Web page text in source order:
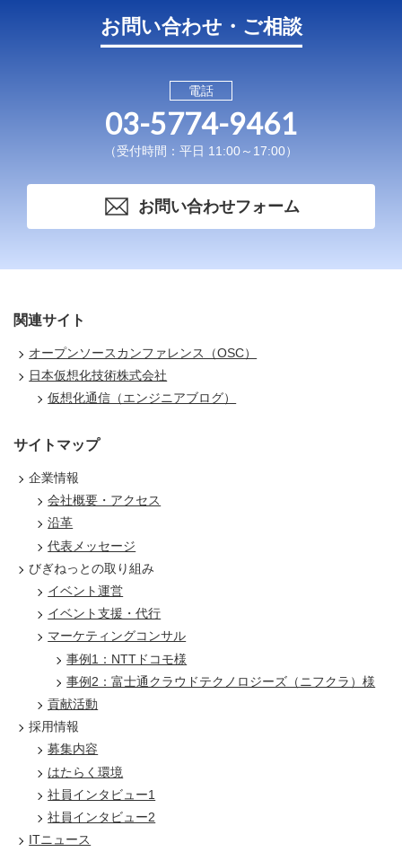
お問い合わせ・ご相談
電話
03-5774-9461
（受付時間：平日 11:00～17:00）
お問い合わせフォーム
関連サイト
オープンソースカンファレンス（OSC）
日本仮想化技術株式会社
仮想化通信（エンジニアブログ）
サイトマップ
企業情報
会社概要・アクセス
沿革
代表メッセージ
びぎねっとの取り組み
イベント運営
イベント支援・代行
マーケティングコンサル
事例1：NTTドコモ様
事例2：富士通クラウドテクノロジーズ（ニフクラ）様
貢献活動
採用情報
募集内容
はたらく環境
社員インタビュー1
社員インタビュー2
ITニュース